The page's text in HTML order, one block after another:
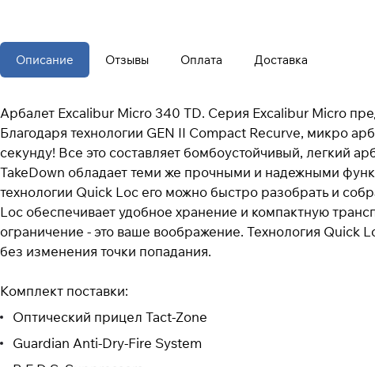
Описание Отзывы Оплата Доставка
Арбалет Excalibur Micro 340 TD. Серия Excalibur Micro
Благодаря технологии GEN II Compact Recurve, микро
секунду! Все это составляет бомбоустойчивый, легкий
TakeDown обладает теми же прочными и надежными
технологии Quick Loc его можно быстро разобрать и
Loc обеспечивает удобное хранение и компактную
ограничение - это ваше воображение. Технология Quick
без изменения точки попадания.
Комплект поставки:
Оптический прицел Tact-Zone
Guardian Anti-Dry-Fire System